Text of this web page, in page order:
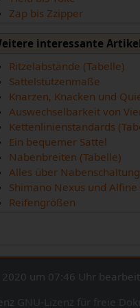
Zap bis Zzipper
interessante
Ritzelabstände (Tabelle)
Sattelstützenmaße
Knarzen, Knacken und
Auswechselbarkeit von
Kettenlinienstandards
Ein bequemer Sattel
Nabenbreiten (Tabelle)
Alles über
Shimano Nexus und
Reifengrößen
um 07:46 Uhr
GNU-Lizenz für freie